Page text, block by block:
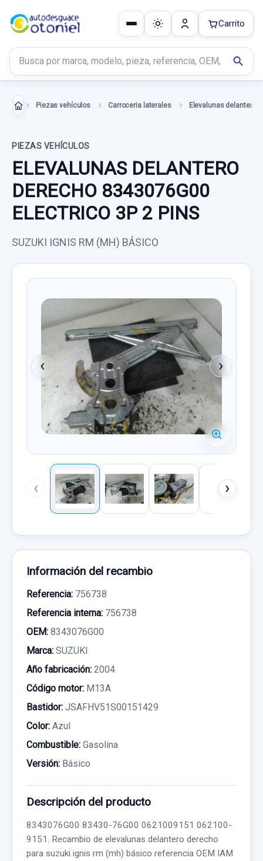
Buscar productos
search
Carrito
Piezas vehículos Carroceria laterales
PIEZAS VEHÍCULOS
ELEVALUNAS DELANTERO
DERECHO 8343076G00
ELECTRICO 3P 2 PINS
SUZUKI IGNIS RM (MH) BÁSICO
‹ ›
‹ ›
Información del recambio
Referencia: 756738
Referencia interna: 756738
OEM: 8343076G00
Marca: SUZUKI
Año fabricación: 2004
Código motor: M13A
Bastidor: JSAFHV51S00151429
Color: Azul
Combustible: Gasolina
Versión: Básico
Descripción del producto
8343076G00 83430-76G00 0621009151 062100-
9151. Recambio de elevalunas delantero derecho
para suzuki ignis rm (mh) básico referencia OEM IAM